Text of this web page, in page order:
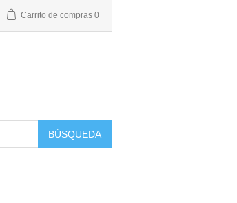
Carrito de compras 0
BÚSQUEDA